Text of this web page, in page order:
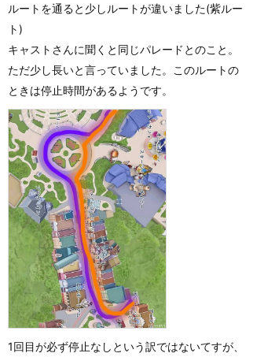
ルートを通ると少しルートが違いました(紫ルー
ト)
キャストさんに聞くと同じパレードとのこと。
ただ少し長いと言っていました。このルートの
ときは停止時間があるようです。
1回目が必ず停止なしという訳ではないてすが、